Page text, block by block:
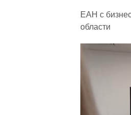
ЕАН с
области